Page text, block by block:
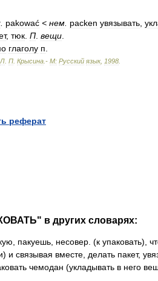
pakować < нем packen увязывать
, тюк П вещи
глаголу п
Л П Крысина .- М: Русский язык, 1998
реферат
в других словарях:
пакуешь, несовер. (к упаковать),
связывая вместе, делать пакет,
чемодан (укладывать в него